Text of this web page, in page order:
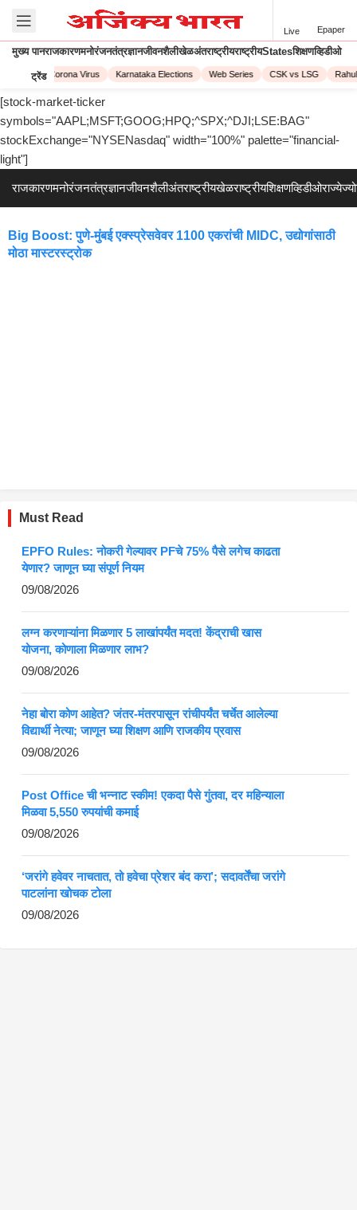
Live Epaper
मुख्य पानराजकारणमनोरंजनतंत्रज्ञानजीवनशैलीखेळअंतराष्ट्रीयराष्ट्रीयStatesशिक्षणव्हिडीओ
ट्रेंडCorona Virus Karnataka Elections Web Series CSK vs LSG
[stock-market-ticker
symbols="AAPL;MSFT;GOOG;HPQ;^SPX;^DJI;LSE:BAG"
stockExchange="NYSENasdaq" width="100%" palette="financial-
light"]
राजकारणमनोरंजनतंत्रज्ञानजीवनशैलीअंतराष्ट्रीयखेळराष्ट्रीयशिक्षणव्हिडीओराज्ये
Big Boost: पुणे-मुंबई एक्स्प्रेसवेवर 1100 एकरांची MIDC, उद्योगांसाठी
मोठा मास्टरस्ट्रोक
Must Read
EPFO Rules: नोकरी गेल्यावर PFचे 75% पैसे लगेच काढता
येणार? जाणून घ्या संपूर्ण नियम
09/08/2026
लग्न करणाऱ्यांना मिळणार 5 लाखांपर्यंत मदत! केंद्राची खास
योजना, कोणाला मिळणार लाभ?
09/08/2026
नेहा बोरा कोण आहेत? जंतर-मंतरपासून रांचीपर्यंत चर्चेत आलेल्या
विद्यार्थी नेत्या; जाणून घ्या शिक्षण आणि राजकीय प्रवास
09/08/2026
Post Office ची भन्नाट स्कीम! एकदा पैसे गुंतवा, दर महिन्याला
मिळवा 5,550 रुपयांची कमाई
09/08/2026
‘जरांगे हवेवर नाचतात, तो हवेचा प्रेशर बंद करा’; सदावर्तेंचा जरांगे
पाटलांना खोचक टोला
09/08/2026